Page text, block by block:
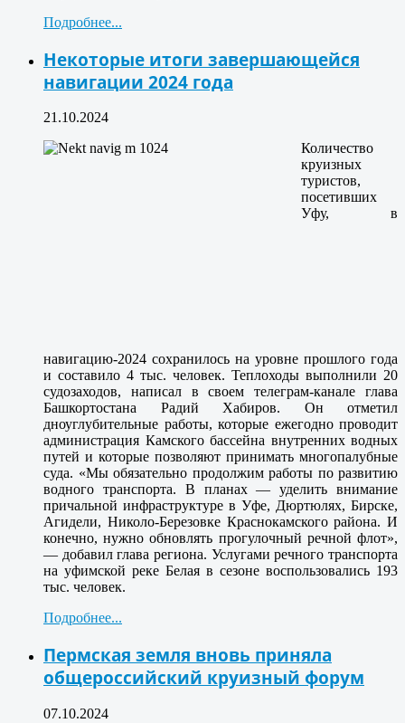
Подробнее...
Некоторые итоги завершающейся
навигации 2024 года
21.10.2024
Количество
круизных
туристов,
посетивших
Уфу, в
навигацию-2024 сохранилось на уровне прошлого года
и составило 4 тыс. человек. Теплоходы выполнили 20
судозаходов, написал в своем телеграм-канале глава
Башкортостана Радий Хабиров. Он отметил
дноуглубительные работы, которые ежегодно проводит
администрация Камского бассейна внутренних водных
путей и которые позволяют принимать многопалубные
суда. «Мы обязательно продолжим работы по развитию
водного транспорта. В планах — уделить внимание
причальной инфраструктуре в Уфе, Дюртюлях, Бирске,
Агидели, Николо-Березовке Краснокамского района. И
конечно, нужно обновлять прогулочный речной флот»,
— добавил глава региона. Услугами речного транспорта
на уфимской реке Белая в сезоне воспользовались 193
тыс. человек.
Подробнее...
Пермская земля вновь приняла
общероссийский круизный форум
07.10.2024